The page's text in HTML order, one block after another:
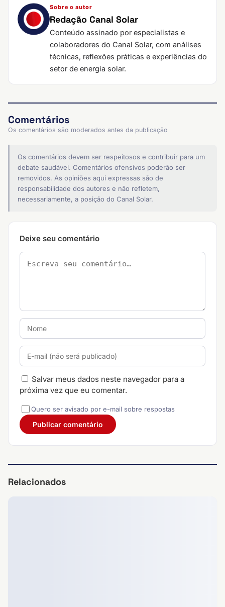
Sobre o autor
Redação Canal Solar
Conteúdo assinado por especialistas e
colaboradores do Canal Solar, com análises
técnicas, reflexões práticas e experiências do
setor de energia solar.
Comentários
Os comentários são moderados antes da publicação
Os comentários devem ser respeitosos e contribuir para um
debate saudável. Comentários ofensivos poderão ser
removidos. As opiniões aqui expressas são de
responsabilidade dos autores e não refletem,
necessariamente, a posição do Canal Solar.
Deixe seu comentário
Salvar meus dados neste navegador para a
próxima vez que eu comentar.
Quero ser avisado por e-mail sobre respostas
Relacionados